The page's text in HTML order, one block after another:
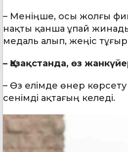
– Меніңше, осы жолғы
нақты қанша ұпай
медаль алып, жеңіс
– Қазақстанда, өз
– Өз елімде өнер
сенімді ақтағың келеді.